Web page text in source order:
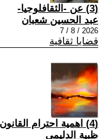
(3) عن -الثقافلوجيا-
عبد الحسين شعبان
2026 / 8 / 7
قضايا ثقافية
(4) اهمية احترام القانون في الحياة اليومية
ظبية الدليمي